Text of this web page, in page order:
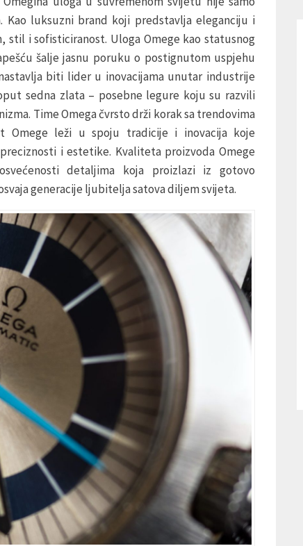
luksuzni brand koji predstavlja eleganciju i
stil i sofisticiranost. Uloga Omege kao statusnog
šalje jasnu poruku o postignutom uspjehu
biti lider u inovacijama unutar industrije
sedna zlata – posebne legure koju su razvili
Time Omega čvrsto drži korak sa trendovima
Omege leži u spoju tradicije i inovacija koje
i estetike. Kvaliteta proizvoda Omege
detaljima koja proizlazi iz gotovo
generacije ljubitelja satova diljem svijeta.